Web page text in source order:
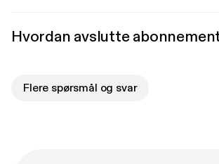
Hvordan avslutte
Flere spørsmål og svar